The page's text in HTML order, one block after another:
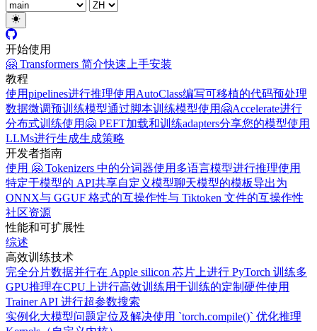
开始使用
🤗 Transformers 简介快速上手安装
教程
使用pipelines进行推理使用AutoClass编写可移植的代码预处理
数据微调预训练模型通过脚本训练模型使用🤗Accelerate进行
分布式训练使用🤗 PEFT加载和训练adapters分享您的模型使用
LLMs进行生成生成策略
开发者指南
使用 🤗 Tokenizers 中的分词器使用多语言模型进行推理使用
特定于模型的 API共享自定义模型聊天模型的模板导出为
ONNX与 GGUF 格式的互操作性与 Tiktoken 文件的互操作性
社区资源
性能和可扩展性
综述
高效训练技术
完全分片数据并行在 Apple silicon 芯片上进行 PyTorch 训练多
GPU推理在CPU上进行高效训练用于训练的定制硬件使用
Trainer API 进行超参数搜索
实例化大模型问题定位及解决使用 `torch.compile()` 优化推理